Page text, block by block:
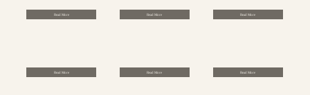
Read More Read More Read More
Read More Read More Read More